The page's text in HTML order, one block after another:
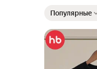
Популярные